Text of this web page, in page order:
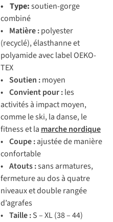
• Type:soutien-gorge
combiné
• Matière :polyester
(recyclé), élasthanne et
polyamide avec label OEKO-
TEX
• Soutien :moyen
• Convient pour :les
activités à impact moyen,
comme le ski, la danse, le
fitness et la marche nordique
• Coupe :ajustée de manière
confortable
• Atouts :sans armatures,
fermeture au dos à quatre
niveaux et double rangée
d’agrafes
• Taille :S – XL (38 – 44)